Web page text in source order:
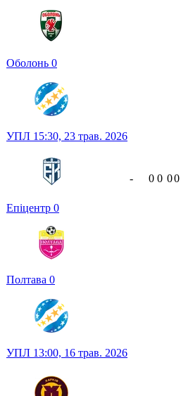
Оболонь 0
УПЛ 15:30, 23 трав. 2026
Епіцентр 0
Полтава 0
- 0 0 00
УПЛ 13:00, 16 трав. 2026